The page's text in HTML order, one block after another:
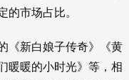
的市场占比。
《新白娘子传奇》《黄
暖暖的小时光》等，相